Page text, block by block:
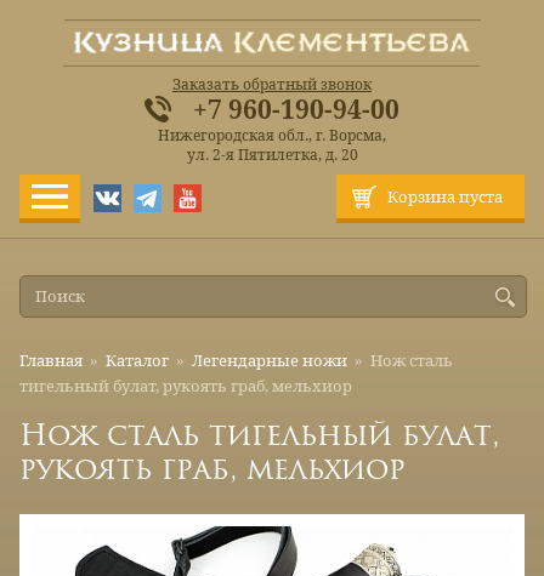
Корзина пуста
Заказать обратный звонок
+7 960-190-94-00
Нижегородская обл., г. Ворсма,
ул. 2-я Пятилетка, д. 20
Главная » Каталог » Легендарные ножи » Нож сталь
тигельный булат, рукоять граб, мельхиор
Нож сталь тигельный булат,
рукоять граб, мельхиор